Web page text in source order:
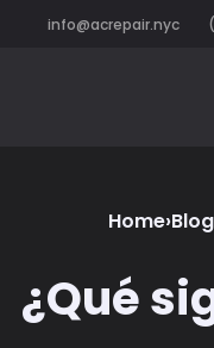
info@acrepair.nyc
Home›Blog
¿Qué